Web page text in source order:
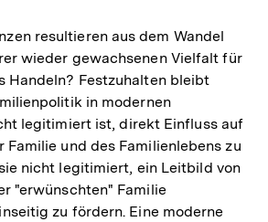
resultieren aus dem Wandel
wieder gewachsenen Vielfalt für
Handeln? Festzuhalten bleibt
in modernen
legitimiert ist, direkt Einfluss auf
und des Familienlebens zu
nicht legitimiert, ein Leitbild von
"erwünschten" Familie
zu fördern. Eine moderne